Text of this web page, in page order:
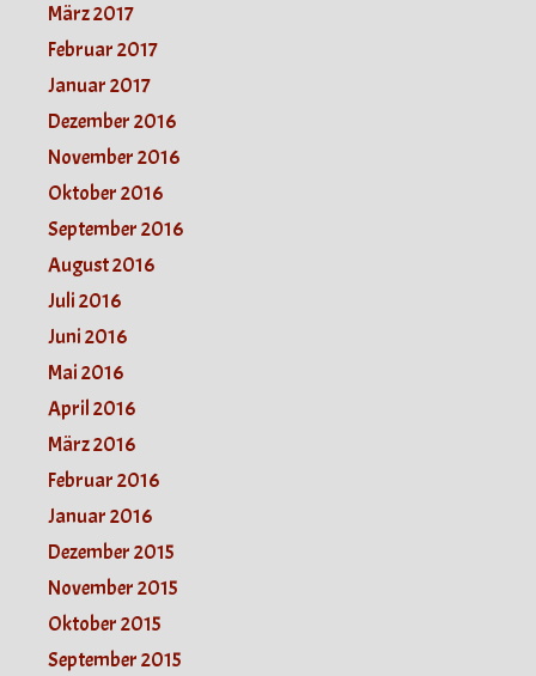
März 2017
Februar 2017
Januar 2017
Dezember 2016
November 2016
Oktober 2016
September 2016
August 2016
Juli 2016
Juni 2016
Mai 2016
April 2016
März 2016
Februar 2016
Januar 2016
Dezember 2015
November 2015
Oktober 2015
September 2015